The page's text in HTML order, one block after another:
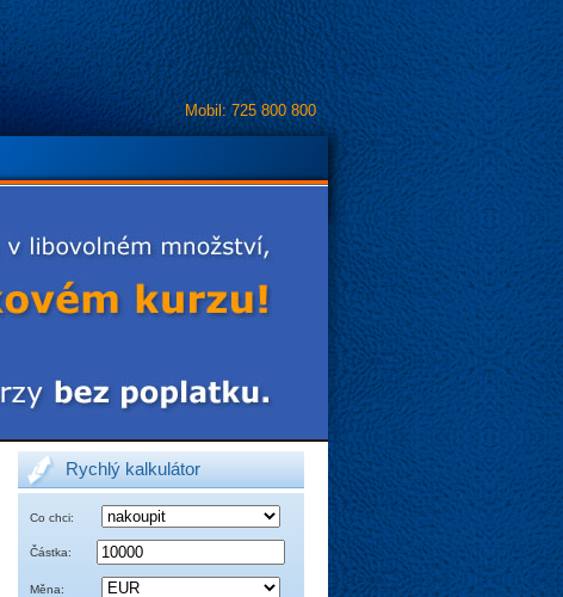
Mobil: 725 800 800
Rychlý kalkulátor
Co chci:
Částka:
Měna: